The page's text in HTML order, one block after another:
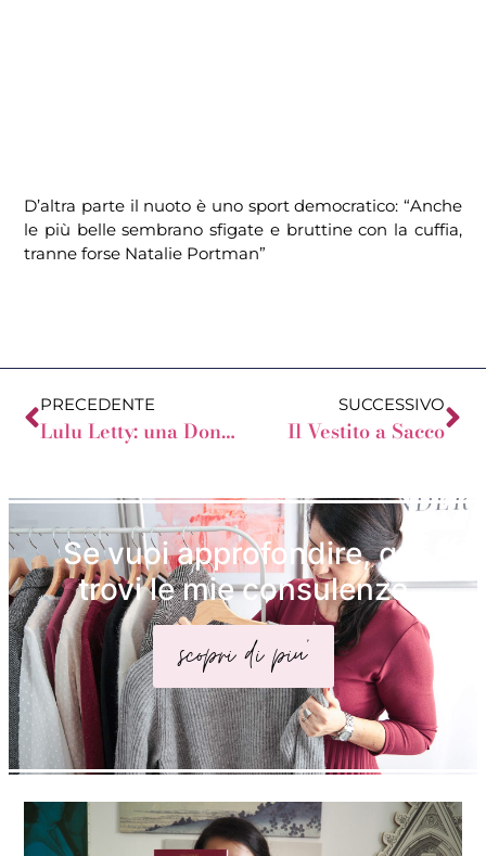
D’altra parte il nuoto è uno sport democratico: “Anche
le più belle sembrano sfigate e bruttine con la cuffia,
tranne forse Natalie Portman”
PRECEDENTE
Lulu Letty: una Donna a Mela che sa come vestirsi
SUCCESSIVO
Il Vestito a Sacco
Se vuoi approfondire, qui
trovi le mie consulenze
scopri di piu'